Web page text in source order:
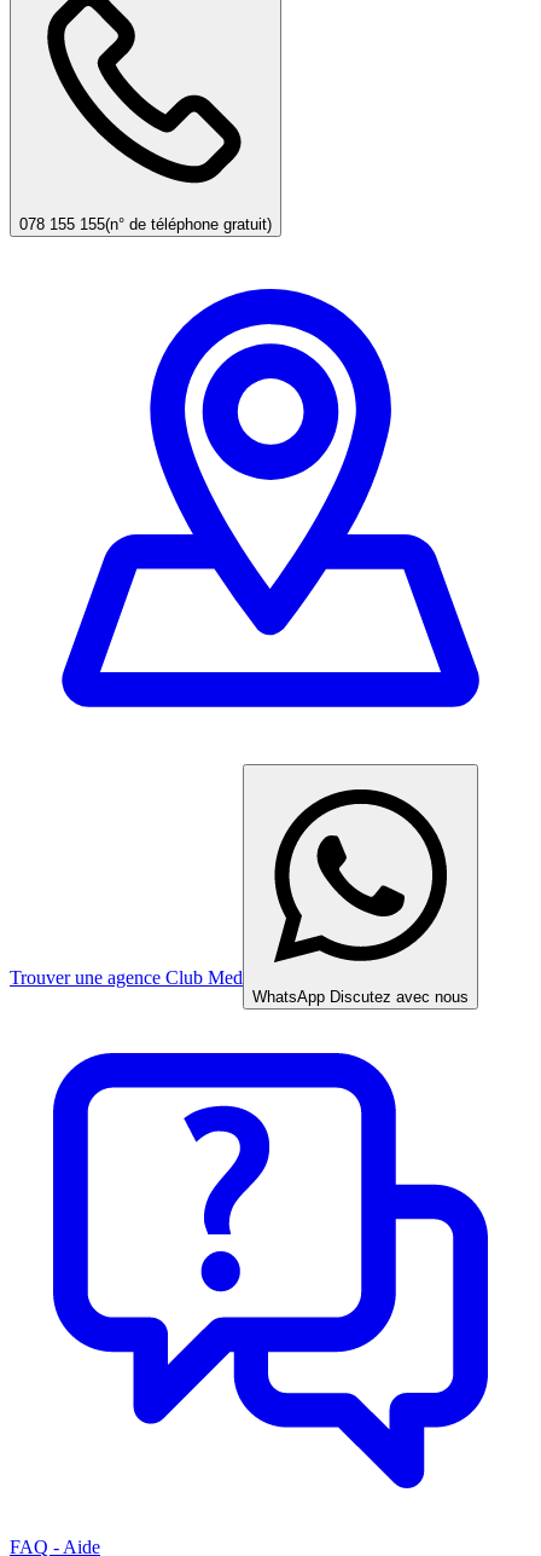
078 155 155(n° de téléphone gratuit)
Trouver une agence Club Med
WhatsApp Discutez avec nous
FAQ - Aide